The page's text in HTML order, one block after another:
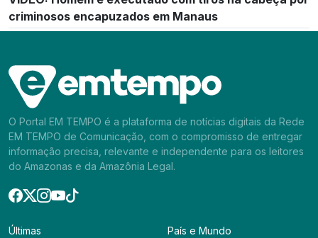
criminosos encapuzados em Manaus
O Portal EM TEMPO é a plataforma de notícias digitais da Rede
EM TEMPO de Comunicação, com o compromisso de entregar
informação precisa, relevante e independente para os leitores
do Amazonas e da Amazônia Legal.
Últimas
País e Mundo